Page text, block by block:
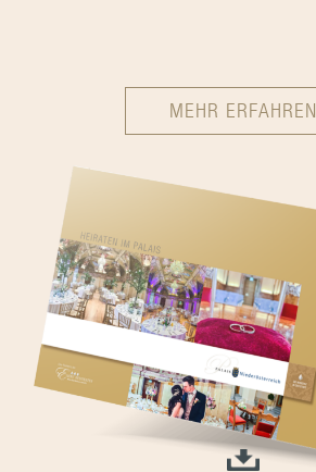
MEHR ERFAHREN